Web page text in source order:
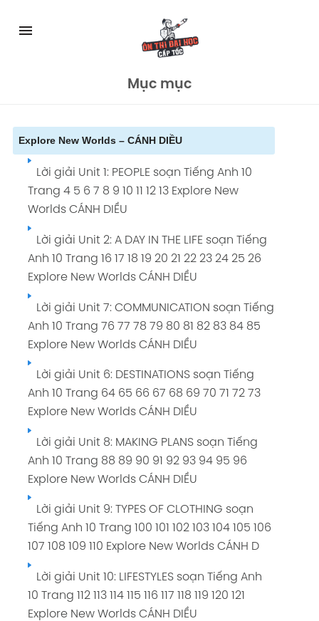
menu
Mục mục
Explore New Worlds – CÁNH DIỀU
Lời giải Unit 1: PEOPLE soạn Tiếng Anh 10
Trang 4 5 6 7 8 9 10 11 12 13 Explore New
Worlds CÁNH DIỀU
Lời giải Unit 2: A DAY IN THE LIFE soạn Tiếng
Anh 10 Trang 16 17 18 19 20 21 22 23 24 25 26
Explore New Worlds CÁNH DIỀU
Lời giải Unit 7: COMMUNICATION soạn Tiếng
Anh 10 Trang 76 77 78 79 80 81 82 83 84 85
Explore New Worlds CÁNH DIỀU
Lời giải Unit 6: DESTINATIONS soạn Tiếng
Anh 10 Trang 64 65 66 67 68 69 70 71 72 73
Explore New Worlds CÁNH DIỀU
Lời giải Unit 8: MAKING PLANS soạn Tiếng
Anh 10 Trang 88 89 90 91 92 93 94 95 96
Explore New Worlds CÁNH DIỀU
Lời giải Unit 9: TYPES OF CLOTHING soạn
Tiếng Anh 10 Trang 100 101 102 103 104 105 106
107 108 109 110 Explore New Worlds CÁNH D
Lời giải Unit 10: LIFESTYLES soạn Tiếng Anh
10 Trang 112 113 114 115 116 117 118 119 120 121
Explore New Worlds CÁNH DIỀU